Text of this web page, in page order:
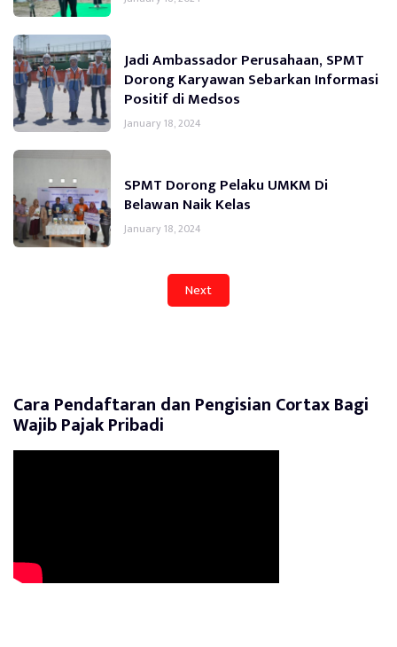
Jadi Ambassador Perusahaan, SPMT
Dorong Karyawan Sebarkan Informasi
Positif di Medsos
January 18, 2024
SPMT Dorong Pelaku UMKM Di
Belawan Naik Kelas
January 18, 2024
Next
Cara Pendaftaran dan Pengisian Cortax Bagi
Wajib Pajak Pribadi